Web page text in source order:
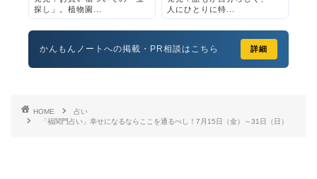
探し」。植物園...
人にひとりに特...
かんもんノートへの掲載・PR相談はこちら 詳細
HOME
占い
「福関門占い」幸せになるならここを通るべし！7月15日（金）～31日（日）